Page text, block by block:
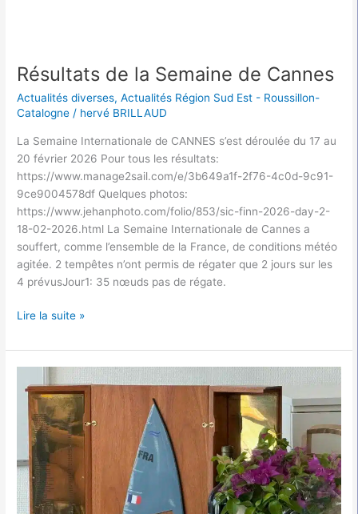
Résultats de la Semaine de Cannes
Actualités diverses,Actualités Région Sud Est - Roussillon-
Catalogne / hervé BRILLAUD
La Semaine Internationale de CANNES s’est déroulée du 17 au
20 février 2026 Pour tous les résultats:
https://www.manage2sail.com/e/3b649a1f-2f76-4c0d-9c91-
9ce9004578df Quelques photos:
https://www.jehanphoto.com/folio/853/sic-finn-2026-day-2-
18-02-2026.html La Semaine Internationale de Cannes a
souffert, comme l’ensemble de la France, de conditions météo
agitée. 2 tempêtes n’ont permis de régater que 2 jours sur les
4 prévusJour1: 35 nœuds pas de régate.
Lire la suite »
Année
2026